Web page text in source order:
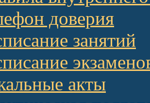
доверия
занятий
акты